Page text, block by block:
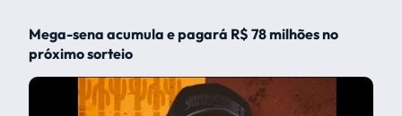
Mega-sena acumula e pagará R$ 78 milhões no
próximo sorteio